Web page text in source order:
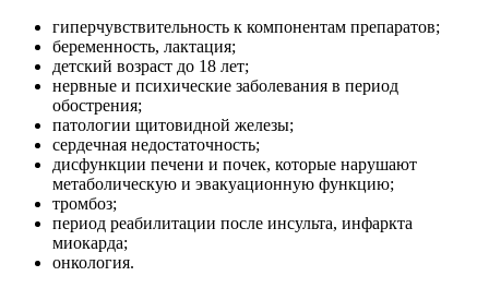
гиперчувствительность к компонентам препаратов;
беременность, лактация;
детский возраст до 18 лет;
нервные и психические заболевания в период
обострения;
патологии щитовидной железы;
сердечная недостаточность;
дисфункции печени и почек, которые нарушают
метаболическую и эвакуационную функцию;
тромбоз;
период реабилитации после инсульта, инфаркта
миокарда;
онкология.